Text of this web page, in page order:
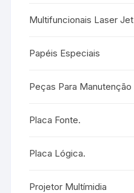
Multifuncionais Laser Jet
Papéis Especiais
Peças Para Manutenção
Placa Fonte.
Placa Lógica.
Projetor Multímidia